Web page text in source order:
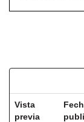
Vista
previa